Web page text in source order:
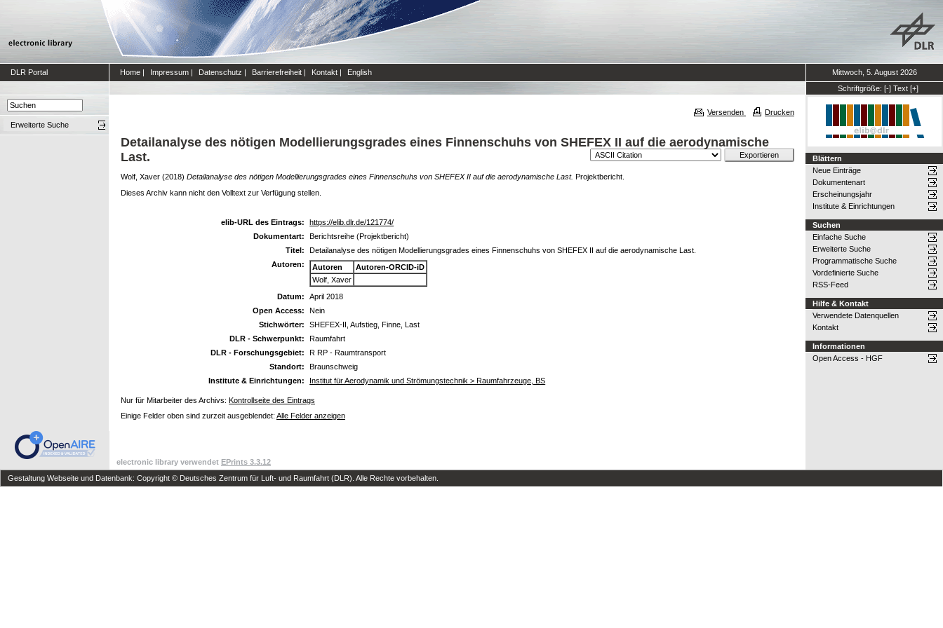
DLR Portal Home | Impressum | Datenschutz | Barrierefreiheit | Kontakt | English
Mittwoch, 5. August 2026
Schriftgröße: [-] Text [+]
Erweiterte Suche
Versenden Drucken
Detailanalyse des nötigen Modellierungsgrades eines Finnenschuhs von SHEFEX II auf die aerodynamische
Last.
Wolf, Xaver (2018) Detailanalyse des nötigen Modellierungsgrades eines Finnenschuhs von SHEFEX II auf die aerodynamische Last. Projektbericht.
Dieses Archiv kann nicht den Volltext zur Verfügung stellen.
elib-URL des Eintrags:
https://elib.dlr.de/121774/
Dokumentart:
Berichtsreihe (Projektbericht)
Titel:
Detailanalyse des nötigen Modellierungsgrades eines Finnenschuhs von SHEFEX II auf die aerodynamische Last.
Autoren:
Autoren
Autoren-ORCID-iD
Wolf, Xaver
Datum:
April 2018
Open Access:
Nein
Stichwörter:
SHEFEX-II, Aufstieg, Finne, Last
DLR - Schwerpunkt:
Raumfahrt
DLR - Forschungsgebiet:
R RP - Raumtransport
Standort:
Braunschweig
Institute & Einrichtungen:
Institut für Aerodynamik und Strömungstechnik > Raumfahrzeuge, BS
Nur für Mitarbeiter des Archivs: Kontrollseite des Eintrags
Einige Felder oben sind zurzeit ausgeblendet: Alle Felder anzeigen
Blättern
Neue Einträge
Dokumentenart
Erscheinungsjahr
Institute & Einrichtungen
Suchen
Einfache Suche
Erweiterte Suche
Programmatische Suche
Vordefinierte Suche
RSS-Feed
Hilfe & Kontakt
Verwendete Datenquellen
Kontakt
Informationen
Open Access - HGF
electronic library verwendet EPrints 3.3.12
Gestaltung Webseite und Datenbank: Copyright © Deutsches Zentrum für Luft- und Raumfahrt (DLR). Alle Rechte vorbehalten.